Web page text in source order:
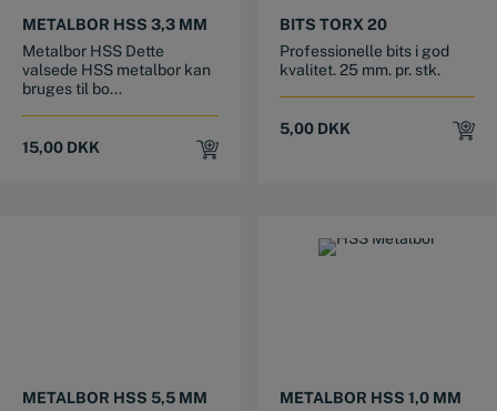
METALBOR HSS 3,3 MM
Metalbor HSS Dette
valsede HSS metalbor kan
bruges til bo...
15,00 DKK
BITS TORX 20
Professionelle bits i god
kvalitet. 25 mm. pr. stk.
5,00 DKK
METALBOR HSS 5,5 MM
METALBOR HSS 1,0 MM